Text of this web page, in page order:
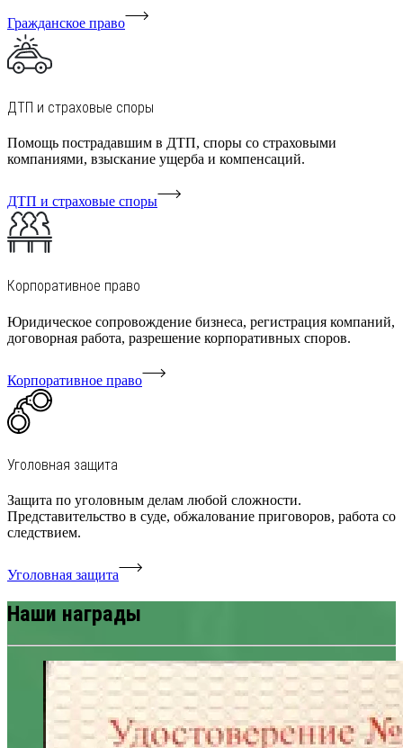
Гражданское право
ДТП и страховые споры
Помощь пострадавшим в ДТП, споры со страховыми
компаниями, взыскание ущерба и компенсаций.
ДТП и страховые споры
Корпоративное право
Юридическое сопровождение бизнеса, регистрация компаний,
договорная работа, разрешение корпоративных споров.
Корпоративное право
Уголовная защита
Защита по уголовным делам любой сложности.
Представительство в суде, обжалование приговоров, работа со
следствием.
Уголовная защита
Наши награды